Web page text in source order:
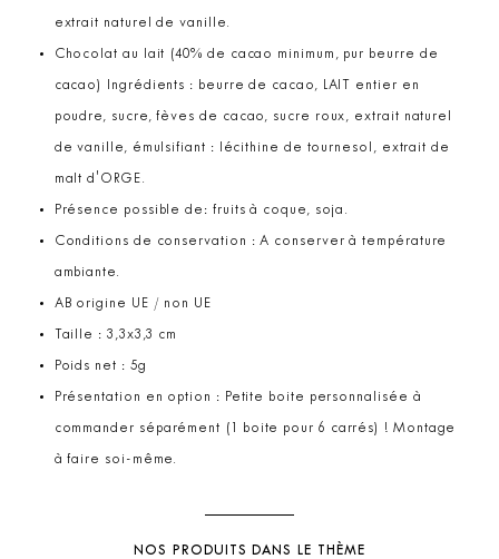
extrait naturel de vanille.
Chocolat au lait (40% de cacao minimum, pur beurre de
cacao) Ingrédients : beurre de cacao, LAIT entier en
poudre, sucre, fèves de cacao, sucre roux, extrait naturel
de vanille, émulsifiant : lécithine de tournesol, extrait de
malt d'ORGE.
Présence possible de: fruits à coque, soja.
Conditions de conservation : A conserver à température
ambiante.
AB origine UE / non UE
Taille : 3,3x3,3 cm
Poids net : 5g
Présentation en option : Petite boite personnalisée à
commander séparément (1 boite pour 6 carrés) ! Montage
à faire soi-même.
NOS PRODUITS DANS LE THÈME